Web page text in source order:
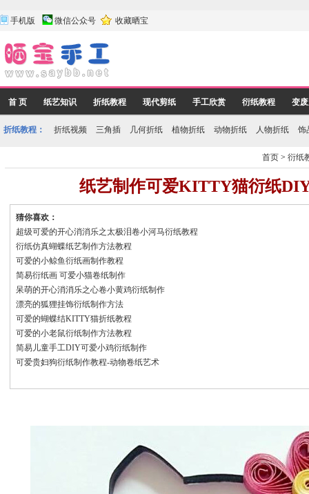
手机版 微信公众号 收藏晒宝
首 页 纸艺知识 折纸教程 现代剪纸 手工欣赏 衍纸教程 变
折纸教程： 折纸视频 三角插 几何折纸 植物折纸 动物折纸 人物折纸 饰
首页 >衍纸
纸艺制作可爱KITTY猫衍纸
猜你喜欢：
超级可爱的开心消消乐之太极泪卷小河马衍纸教程
衍纸仿真蝴蝶纸艺制作方法教程
可爱的小鲸鱼衍纸画制作教程
简易衍纸画 可爱小猫卷纸制作
呆萌的开心消消乐之心卷小黄鸡衍纸制作
漂亮的狐狸挂饰衍纸制作方法
可爱的蝴蝶结KITTY猫折纸教程
可爱的小老鼠衍纸制作方法教程
简易儿童手工DIY可爱小鸡衍纸制作
可爱贵妇狗衍纸制作教程-动物卷纸艺术